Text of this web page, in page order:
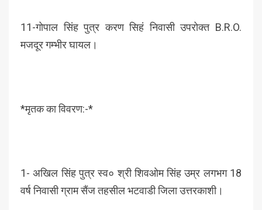
11-गोपाल सिंह पुत्र करण सिहं निवासी उपरोक्त B.R.O.
मजदूर गम्भीर घायल।
*मृतक का विवरण:-*
1- अखिल सिंह पुत्र स्व० श्री शिवओम सिंह उम्र लगभग 18
वर्ष निवासी ग्राम सैंज तहसील भटवाडी जिला उत्तरकाशी।